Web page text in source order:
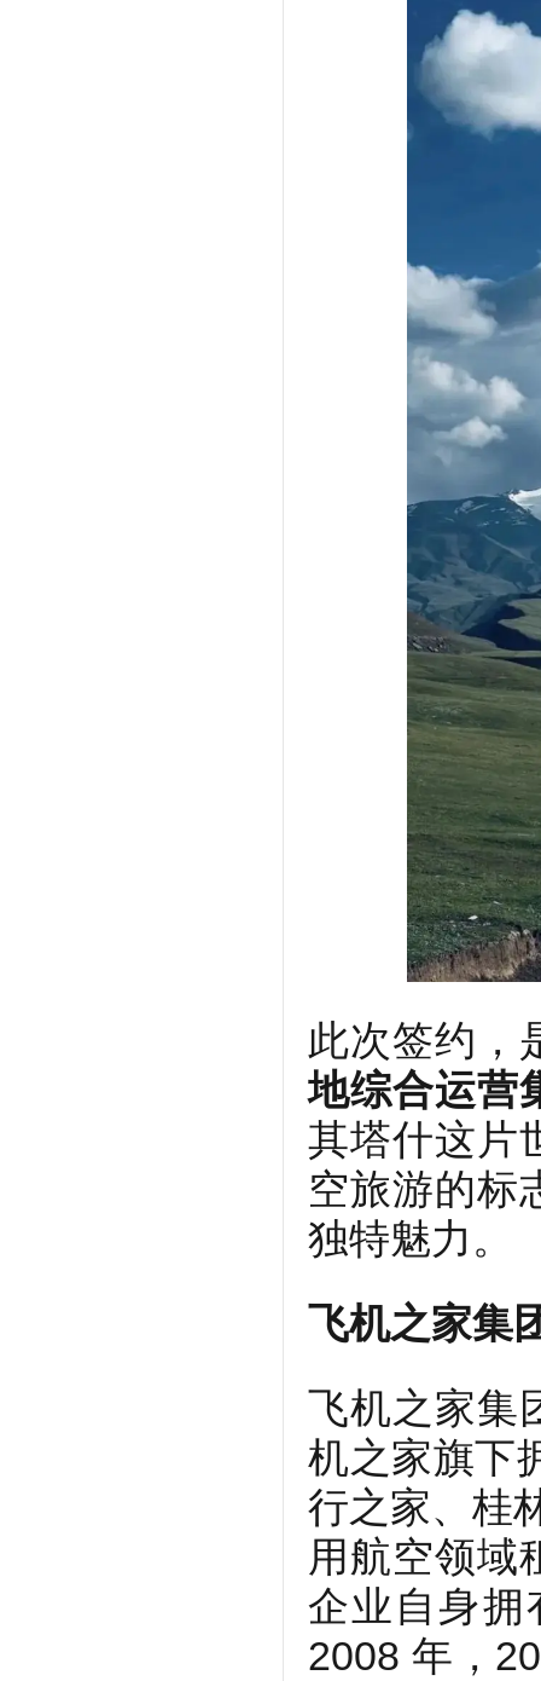
此次签约，
地综合运营
其塔什这片
空旅游的标
独特魅力。
飞机之家集
飞机之家集
机之家旗下
行之家、桂
用航空领域
企业自身拥
2008 年，